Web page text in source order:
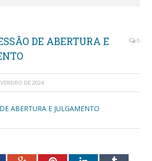
DE ABERTURA E
0
DE 2024
ABERTURA E JULGAMENTO